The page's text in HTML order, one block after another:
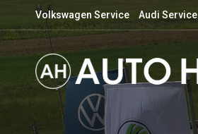
Volkswagen Service Audi Service